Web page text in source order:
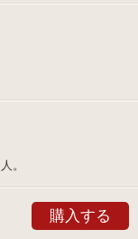
。
購入する